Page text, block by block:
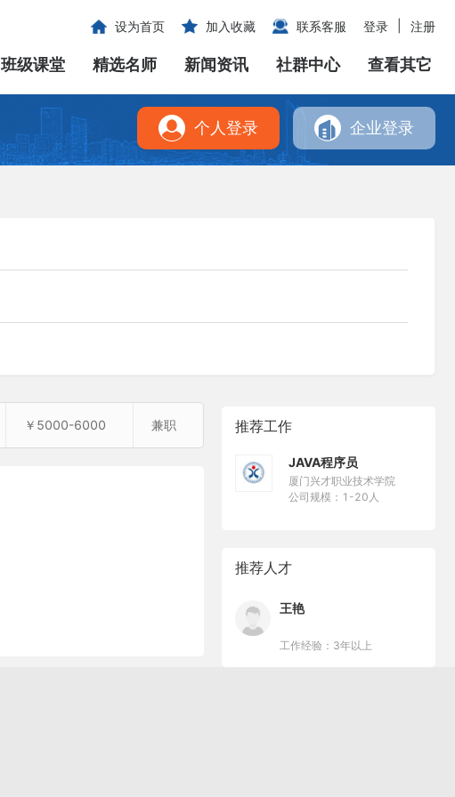
设为首页 加入收藏 联系客服 登录 注册
班级课堂 精选名师 新闻资讯 社群中心 查看其它
个人登录 企业登录
￥5000-6000 兼职 推荐工作
JAVA程序员
厦门兴才职业技术学院
公司规模：1-20人
推荐人才
王艳
工作经验：3年以上